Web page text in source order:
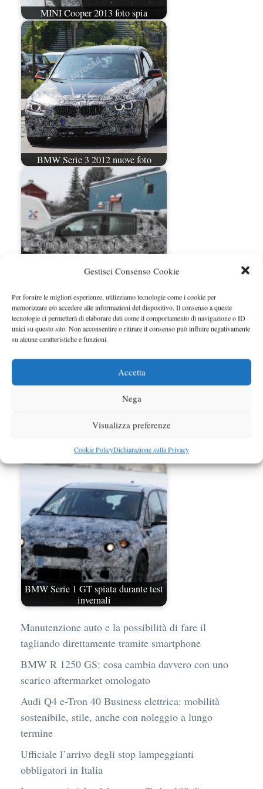
Gestisci Consenso Cookie
Per fornire le migliori esperienze, utilizziamo tecnologie come i cookie per
memorizzare e/o accedere alle informazioni del dispositivo. Il consenso a queste
tecnologie ci permetterà di elaborare dati come il comportamento di navigazione o ID
unici su questo sito. Non acconsentire o ritirare il consenso può influire negativamente
su alcune caratteristiche e funzioni.
Accetta
Nega
Visualizza preferenze
Cookie PolicyDichiarazione sulla Privacy
MINI Cooper 2013 foto spia
BMW Serie 3 2012 nuove foto
BMW Serie 1 GT prime foto spia
spia
BMW Serie 1 GT spiata durante test
invernali
Manutenzione auto e la possibilità di fare il
tagliando direttamente tramite smartphone
BMW R 1250 GS: cosa cambia davvero con uno
scarico aftermarket omologato
Audi Q4 e-Tron 40 Business elettrica: mobilità
sostenibile, stile, anche con noleggio a lungo
termine
Ufficiale l’arrivo degli stop lampeggianti
obbligatori in Italia